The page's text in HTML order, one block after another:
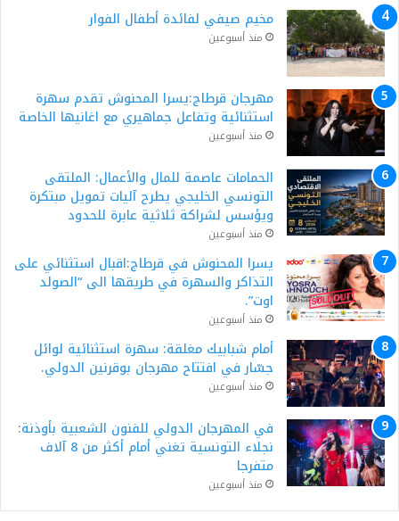
مخيم صيفي لفائدة أطفال الفوار
منذ أسبوعين
مهرجان قرطاج:يسرا المحنوش تقدم سهرة
استثنائية وتفاعل جماهيري مع اغانيها الخاصة
منذ أسبوعين
الحمامات عاصمة للمال والأعمال: الملتقى
التونسي الخليجي يطرح آليات تمويل مبتكرة
ويؤسس لشراكة ثلاثية عابرة للحدود
منذ أسبوعين
يسرا المحنوش في قرطاج:اقبال استثنائي على
التذاكر والسهرة في طريقها الى “الصولد
اوت”.
منذ أسبوعين
أمام شبابيك مغلقة: سهرة استثنائية لوائل
جسّار في افتتاح مهرجان بوقرنين الدولي.
منذ أسبوعين
في المهرجان الدولي للفنون الشعبية بأوذنة:
نجلاء التونسية تغني أمام أكثر من 8 آلاف
متفرجا
منذ أسبوعين